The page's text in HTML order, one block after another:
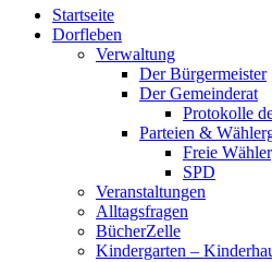
oben
scrollen
Startseite
Dorfleben
Verwaltung
Der Bürgermeister
Der Gemeinderat
Protokolle
Parteien &
Freie
SPD
Veranstaltungen
Alltagsfragen
BücherZelle
Kindergarten –